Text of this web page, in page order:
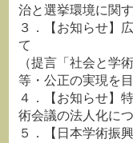
治と選挙環境に関す
３．【お知らせ】
て
（提言「社会と学
等・公正の実現を目
４．【お知らせ】
術会議の法人化に
５．【日本学術振興